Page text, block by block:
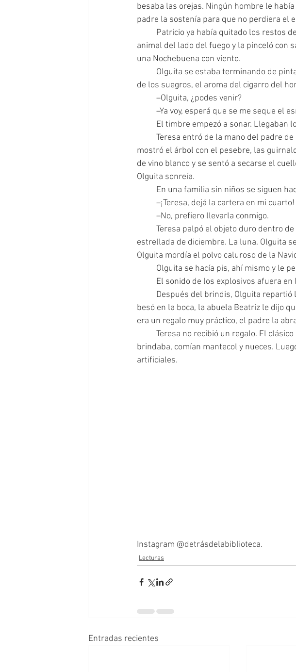
besaba las orejas. Ningún hombre le
padre la sostenía para que no perdiera el
animal del lado del fuego y la pinceló con
una Nochebuena con viento.
de los suegros, el aroma del cigarro del
–Olguita, ¿podes venir?
–Ya voy, esperá que se me seque el
El timbre empezó a sonar. Llegaban
mostró el árbol con el pesebre, las
de vino blanco y se sentó a secarse el
Olguita sonreía.
En una familia sin niños se siguen
–¡Teresa, dejá la cartera en mi
–No, prefiero llevarla conmigo.
estrellada de diciembre. La luna. Olguita
Olguita mordía el polvo caluroso de la
Olguita se hacía pis, ahí mismo y le
El sonido de los explosivos afuera
besó en la boca, la abuela Beatriz le dijo
era un regalo muy práctico, el padre la
brindaba, comían mantecol y nueces.
artificiales.
Instagram @detrásdelabiblioteca.
Lecturas
Entradas recientes